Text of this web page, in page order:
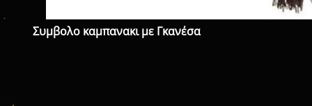
Συμβολο καμπανακι με Γκανέσα